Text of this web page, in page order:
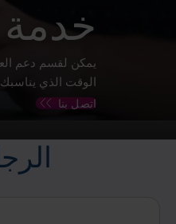
خدمة
يمكن لقسم دعم
الوقت الذي يناسبك
اتصل بنا